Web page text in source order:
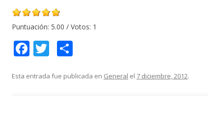
Puntuación: 5.00 / Votos: 1
F
e
T
itt m
Esta entrada fue publicada en General el 7 diciembre, 2012.